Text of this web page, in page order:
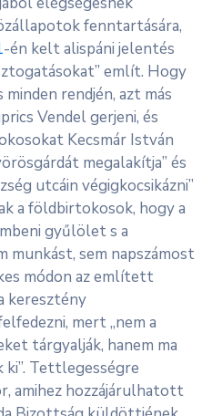
fenntartására,
-én kelt alispáni jelentés
említ. Hogy
rendjén, azt más
Vendel gerjeni, és
Kecsmár István
megalakítja” és
utcáin végigkocsikázni”
a földbirtokosok, hogy a
gyűlölet s a
munkást, sem napszámost
módon az említett
keresztény
mert „nem a
tárgyalják, hanem ma
ki”. Tettlegességre
amihez hozzájárulhatott